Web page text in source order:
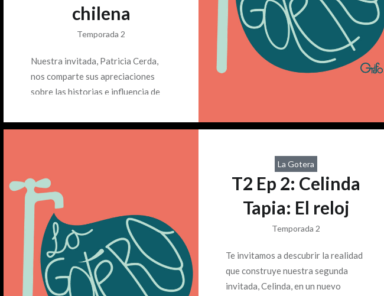
chilena
Temporada 2
Nuestra invitada, Patricia Cerda,
nos comparte sus apreciaciones
sobre las historias e influencia de
literatura chilena. También, nos
La Gotera
T2 Ep 2: Celinda
Tapia: El reloj
Temporada 2
Te invitamos a descubrir la realidad
que construye nuestra segunda
invitada, Celinda, en un nuevo